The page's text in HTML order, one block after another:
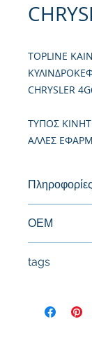
TOPLINE
CHRYSLER
TΥΠΟΣ
ΑΛΛΕΣ
ΟΕΜ
tags
#TPTOPLINE